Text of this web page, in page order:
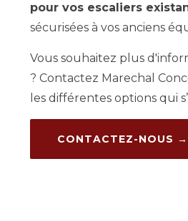
pour vos escaliers
sécurisées à vos anciens
Vous souhaitez plus
? Contactez Marechal
les différentes options qui
CONTACTEZ-NOUS →